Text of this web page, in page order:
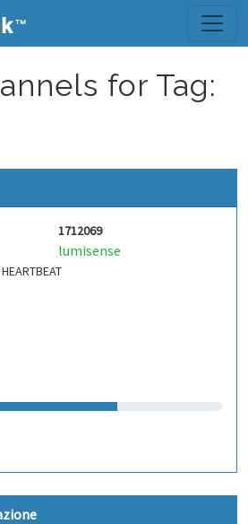
for Tag:
1712069
lumisense